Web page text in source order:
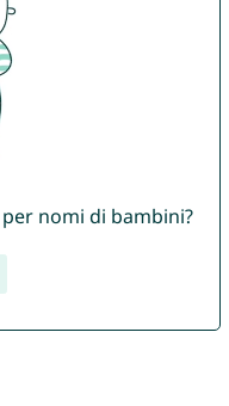
nomi di bambini?